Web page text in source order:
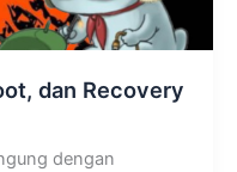
dan Recovery
dengan